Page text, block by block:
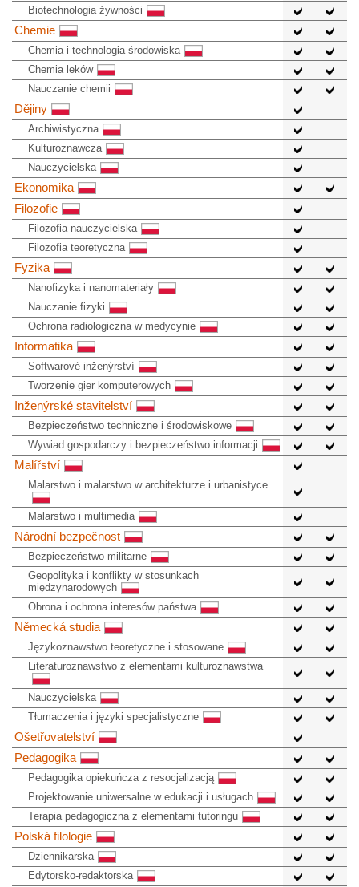
Biotechnologia żywności
Chemie
Chemia i technologia środowiska
Chemia leków
Nauczanie chemii
Dějiny
Archiwistyczna
Kulturoznawcza
Nauczycielska
Ekonomika
Filozofie
Filozofia nauczycielska
Filozofia teoretyczna
Fyzika
Nanofizyka i nanomateriały
Nauczanie fizyki
Ochrona radiologiczna w medycynie
Informatika
Softwarové inženýrství
Tworzenie gier komputerowych
Inženýrské stavitelství
Bezpieczeństwo techniczne i środowiskowe
Wywiad gospodarczy i bezpieczeństwo informacji
Malířství
Malarstwo i malarstwo w architekturze i urbanistyce
Malarstwo i multimedia
Národní bezpečnost
Bezpieczeństwo militarne
Geopolityka i konflikty w stosunkach
międzynarodowych
Obrona i ochrona interesów państwa
Německá studia
Językoznawstwo teoretyczne i stosowane
Literaturoznawstwo z elementami kulturoznawstwa
Nauczycielska
Tłumaczenia i języki specjalistyczne
Ošetřovatelství
Pedagogika
Pedagogika opiekuńcza z resocjalizacją
Projektowanie uniwersalne w edukacji i usługach
Terapia pedagogiczna z elementami tutoringu
Polská filologie
Dziennikarska
Edytorsko-redaktorska